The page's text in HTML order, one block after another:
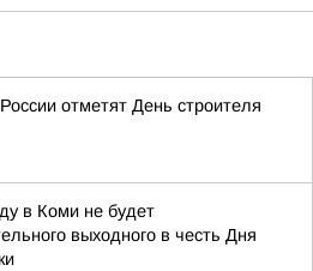
отметят День строителя
в Коми не будет
выходного в честь Дня